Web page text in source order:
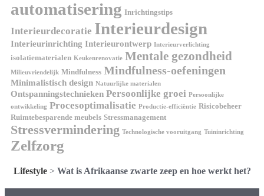
automatisering Inrichtingstips
Interieurdecoratie Interieurdesign
Interieurinrichting Interieurontwerp Interieurverlichting
isolatiematerialen Keukenrenovatie Mentale gezondheid
Milieuvriendelijk Mindfulness Mindfulness-oefeningen
Minimalistisch design Natuurlijke materialen
Ontspanningstechnieken Persoonlijke groei Persoonlijke
ontwikkeling Procesoptimalisatie Productie-efficiëntie Risicobeheer
Ruimtebesparende meubels Stressmanagement
Stressvermindering Technologische vooruitgang Tuininrichting
Zelfzorg
Lifestyle> Wat is Afrikaanse zwarte zeep en hoe werkt het?